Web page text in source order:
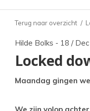
Terug naar overzicht
Hilde Bolks - 18 /
Locked
Maandag gingen